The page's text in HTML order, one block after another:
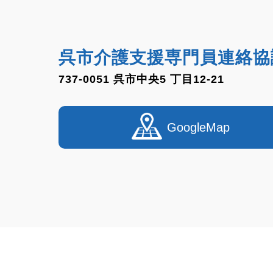
呉市介護支援専門員連絡
737-0051 呉市中央5 丁目12-21
GoogleMap